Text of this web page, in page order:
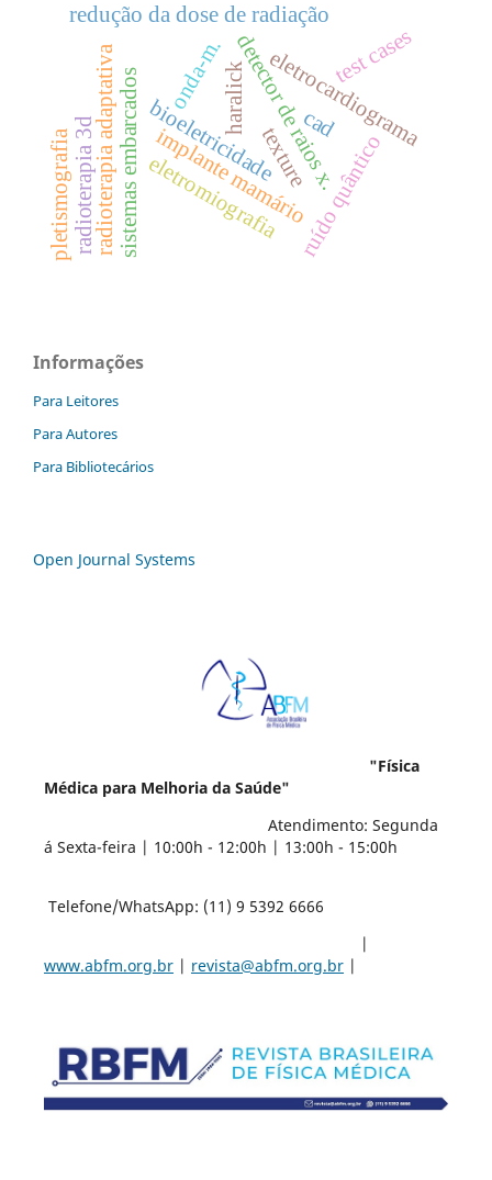
detector de raios x.
bioeletricidade
sistemas embarcados eletrocardiograma
redução da dose de radiação
ruído quântico
implante mamário
eletromiografia
radioterapia adaptativa test cases
radioterapia 3d
onda-m.
cad
haralick
texture
pletismografia
Informações
Para Leitores
Para Autores
Para Bibliotecários
Open Journal Systems
"Física
Médica para Melhoria da Saúde"
Atendimento: Segunda
á Sexta-feira | 10:00h - 12:00h | 13:00h - 15:00h
Telefone/WhatsApp: (11) 9 5392 6666
|
www.abfm.org.br| revista@abfm.org.br|